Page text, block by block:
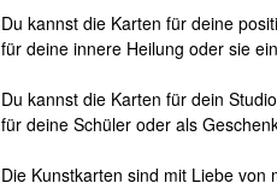
Du kannst die Karten für deine
für deine innere Heilung oder sie
Du kannst die Karten für dein
für deine Schüler oder als
Die Kunstkarten sind mit Liebe